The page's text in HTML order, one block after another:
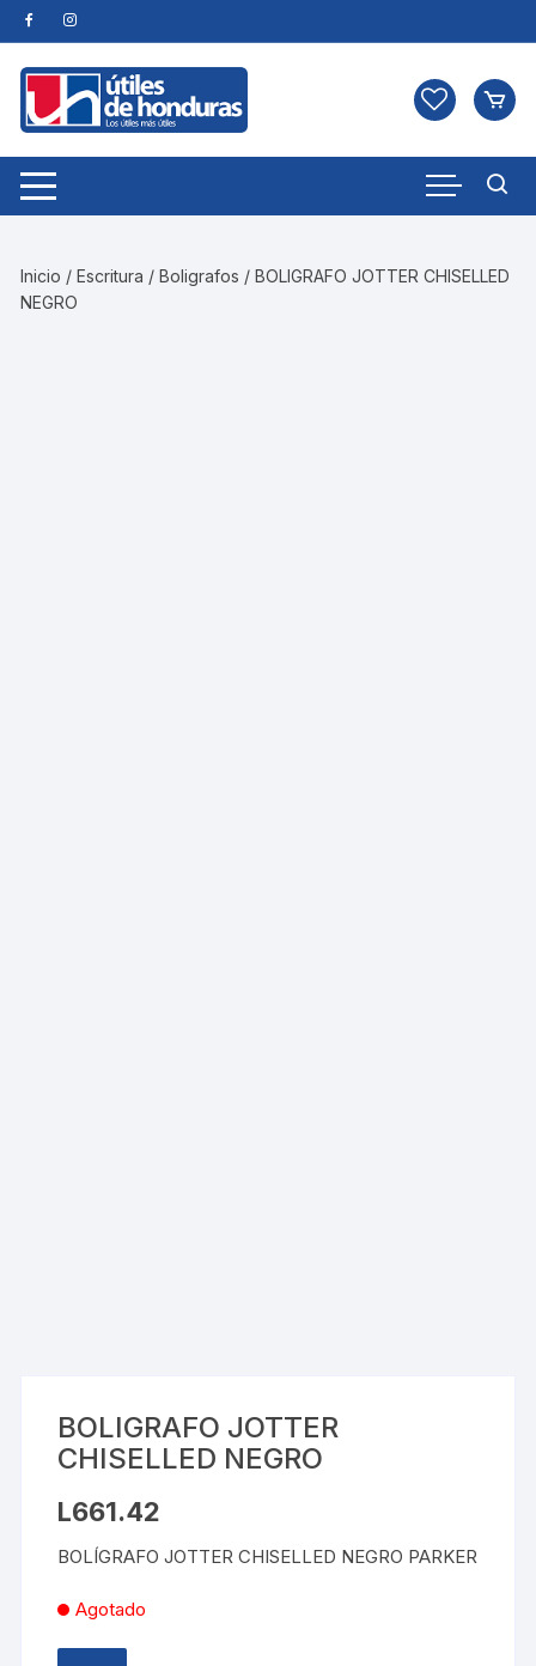
Skip
to
content
Inicio /Escritura /Boligrafos / BOLIGRAFO JOTTER CHISELLED
NEGRO
BOLIGRAFO JOTTER
CHISELLED NEGRO
L661.42
BOLÍGRAFO JOTTER CHISELLED NEGRO PARKER
Agotado